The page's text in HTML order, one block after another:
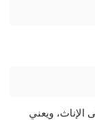
الإناث، ويعني